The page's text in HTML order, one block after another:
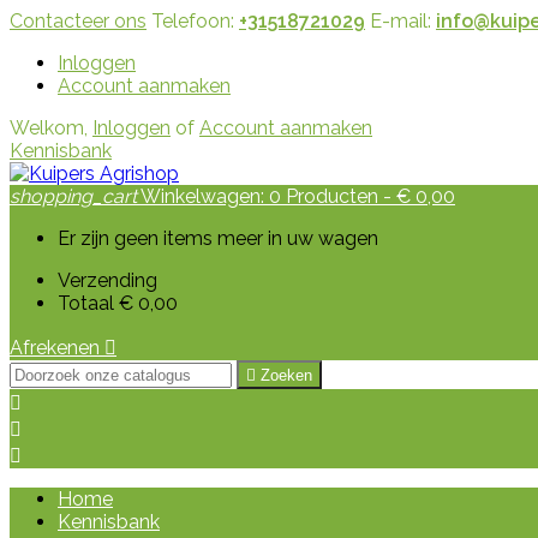
Contacteer ons Telefoon: +31518721029 E-mail:
Inloggen
Account aanmaken
Welkom, Inloggen of Account aanmaken
Kennisbank
shopping_cartWinkelwagen: 0 Producten - € 0,00
Er zijn geen items meer in uw wagen
Verzending
Totaal € 0,00
Afrekenen 
 Zoeken



Home
Kennisbank